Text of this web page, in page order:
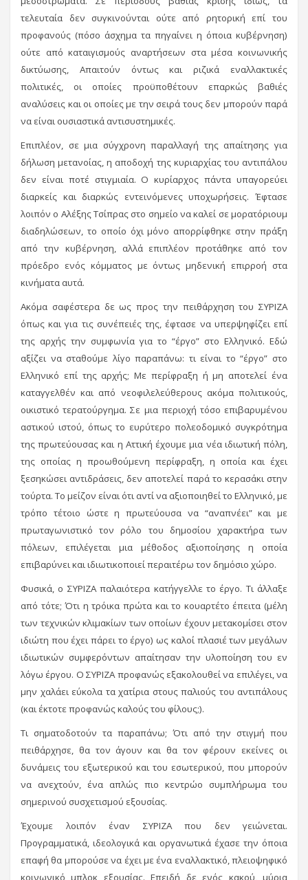
τελευταία δεν συγκινούνται ούτε από ρητορική επί του
προφανούς (πόσο άσχημα τα πηγαίνει η όποια κυβέρνηση)
ούτε από καταιγισμούς αναρτήσεων στα μέσα κοινωνικής
δικτύωσης, Απαιτούν όντως και ριζικά εναλλακτικές
πολιτικές, οι οποίες προϋποθέτουν επαρκώς βαθιές
αναλύσεις και οι οποίες με την σειρά τους δεν μπορούν παρά
να είναι ουσιαστικά αντισυστημικές.
Επιπλέον, σε μια σύγχρονη παραλλαγή της απαίτησης για
δήλωση μετανοίας, η αποδοχή της κυριαρχίας του αντιπάλου
δεν είναι ποτέ στιγμιαία. Ο κυρίαρχος πάντα υπαγορεύει
διαρκείς και διαρκώς εντεινόμενες υποχωρήσεις. Έφτασε
λοιπόν ο Αλέξης Τσίπρας στο σημείο να καλεί σε μορατόριουμ
διαδηλώσεων, το οποίο όχι μόνο απορρίφθηκε στην πράξη
από την κυβέρνηση, αλλά επιπλέον προτάθηκε από τον
πρόεδρο ενός κόμματος με όντως μηδενική επιρροή στα
κινήματα αυτά.
Ακόμα σαφέστερα δε ως προς την πειθάρχηση του ΣΥΡΙΖΑ
όπως και για τις συνέπειές της, έφτασε να υπερψηφίζει επί
της αρχής την συμφωνία για το “έργο” στο Ελληνικό. Εδώ
αξίζει να σταθούμε λίγο παραπάνω: τι είναι το “έργο” στο
Ελληνικό επί της αρχής; Με περίφραξη ή μη αποτελεί ένα
καταγγελθέν και από νεοφιλελεύθερους ακόμα πολιτικούς,
οικιστικό τερατούργημα. Σε μια περιοχή τόσο επιβαρυμένου
αστικού ιστού, όπως το ευρύτερο πολεοδομικό συγκρότημα
της πρωτεύουσας και η Αττική έχουμε μια νέα ιδιωτική πόλη,
της οποίας η προωθούμενη περίφραξη, η οποία και έχει
ξεσηκώσει αντιδράσεις, δεν αποτελεί παρά το κερασάκι στην
τούρτα. Το μείζον είναι ότι αντί να αξιοποιηθεί το Ελληνικό, με
τρόπο τέτοιο ώστε η πρωτεύουσα να “αναπνέει” και με
πρωταγωνιστικό τον ρόλο του δημοσίου χαρακτήρα των
πόλεων, επιλέγεται μια μέθοδος αξιοποίησης η οποία
επιβαρύνει και ιδιωτικοποιεί περαιτέρω τον δημόσιο χώρο.
Φυσικά, ο ΣΥΡΙΖΑ παλαιότερα κατήγγελλε το έργο. Τι άλλαξε
από τότε; Ότι η τρόικα πρώτα και το κουαρτέτο έπειτα (μέλη
των τεχνικών κλιμακίων των οποίων έχουν μετακομίσει στον
ιδιώτη που έχει πάρει το έργο) ως καλοί πλασιέ των μεγάλων
ιδιωτικών συμφερόντων απαίτησαν την υλοποίηση του εν
λόγω έργου. Ο ΣΥΡΙΖΑ προφανώς εξακολουθεί να επιλέγει, να
μην χαλάει εύκολα τα χατίρια στους παλιούς του αντιπάλους
(και έκτοτε προφανώς καλούς του φίλους;).
Τι σηματοδοτούν τα παραπάνω; Ότι από την στιγμή που
πειθάρχησε, θα τον άγουν και θα τον φέρουν εκείνες οι
δυνάμεις του εξωτερικού και του εσωτερικού, που μπορούν
να ανεχτούν, ένα απλώς πιο κεντρώο συμπλήρωμα του
σημερινού συσχετισμού εξουσίας.
Έχουμε λοιπόν έναν ΣΥΡΙΖΑ που δεν γειώνεται.
Προγραμματικά, ιδεολογικά και οργανωτικά έχασε την όποια
επαφή θα μπορούσε να έχει με ένα εναλλακτικό, πλειοψηφικό
κοινωνικό μπλοκ εξουσίας. Επειδή δε ενός κακού, μύρια